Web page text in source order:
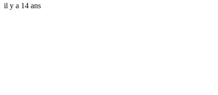
il y a 14 ans